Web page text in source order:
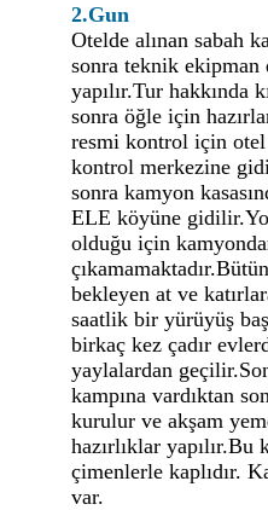
2.Gun
Otelde alınan sabah
sonra teknik ekipman
yapılır.Tur hakkında
sonra öğle için
resmi kontrol için otel
kontrol merkezine
sonra kamyon
ELE köyüne
olduğu için
bekleyen at ve
saatlik bir yürüyüş
birkaç kez çadır
yaylalardan
kampına vardıktan
kurulur ve akşam
hazırlıklar yapılır.Bu
çimenlerle kaplıdır.
var.